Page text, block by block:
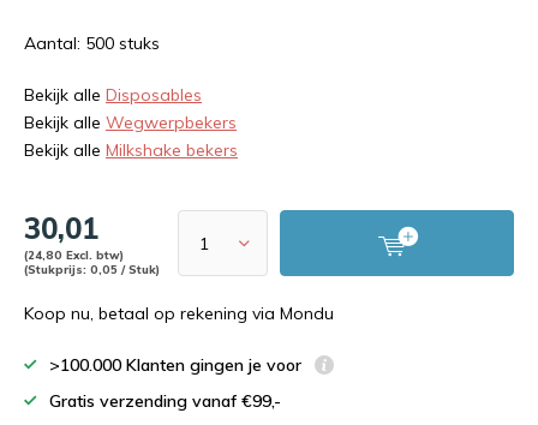
Aantal: 500 stuks
Bekijk alle Disposables
Bekijk alle Wegwerpbekers
Bekijk alle Milkshake bekers
30,01
(24,80 Excl. btw)
(Stukprijs: 0,05 / Stuk)
Koop nu, betaal op rekening via Mondu
>100.000 Klanten gingen je voor
Gratis verzending vanaf €99,-